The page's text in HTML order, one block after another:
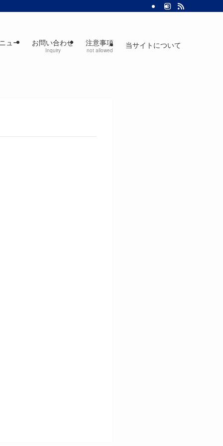
ュー お問い合わせ
Inquiry
注意事項
not allowed
当サイトについて